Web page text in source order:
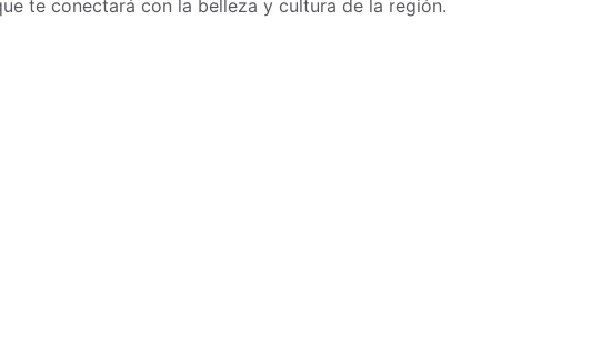
te conectará con la belleza y cultura de la región.